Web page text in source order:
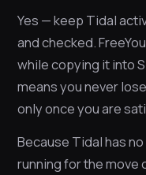
Yes — keep Tidal
and checked.
while copying it into
means you never
only once you are
Because Tidal has
running for the move